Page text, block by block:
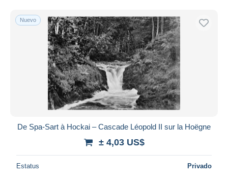
Nuevo
De Spa-Sart à Hockai – Cascade Léopold II sur la Hoëgne
± 4,03 US$
Estatus Privado